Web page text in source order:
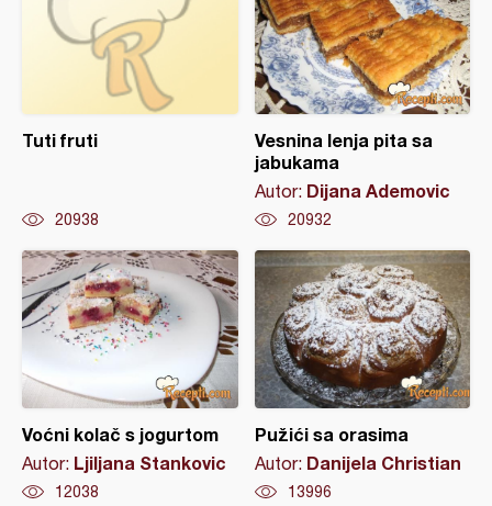
Tuti fruti
20938
Vesnina lenja pita sa
jabukama
Autor: Dijana Ademovic
20932
Voćni kolač s jogurtom
Autor: Ljiljana Stankovic
12038
Pužići sa orasima
Autor: Danijela Christian
13996